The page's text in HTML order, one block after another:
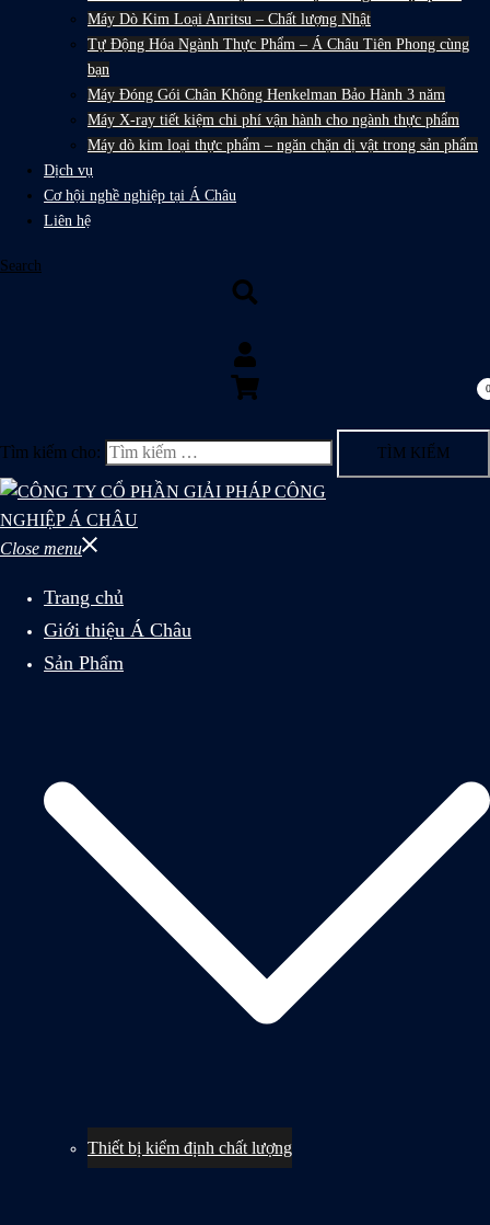
Máy Dò Kim Loại Anritsu – Chất lượng Nhật
Tự Động Hóa Ngành Thực Phẩm – Á Châu Tiên Phong cùng
bạn
Máy Đóng Gói Chân Không Henkelman Bảo Hành 3 năm
Máy X-ray tiết kiệm chi phí vận hành cho ngành thực phẩm
Máy dò kim loại thực phẩm – ngăn chặn dị vật trong sản phẩm
Dịch vụ
Cơ hội nghề nghiệp tại Á Châu
Liên hệ
Search
0
Tìm kiếm cho:
Close menu
Trang chủ
Giới thiệu Á Châu
Sản Phẩm
Thiết bị kiểm định chất lượng